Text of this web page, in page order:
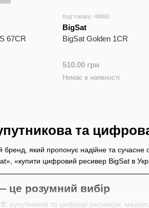
та
який пропонує надійне та
«купити цифровий ресивер BigSat в
це розумний вибір
супутникові та цифрові ресивери,
BigSat використовує
споживання. Багато
Кожен пристрій
вдома та на роботі.
67CR
Код товару: 48860
BigSat
BigSat Golden 1CR
510.00 грн
Немає в наявності